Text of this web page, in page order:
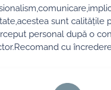
sunt calitățile
personal după o
cu